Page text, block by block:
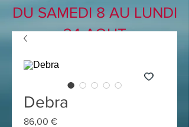
DU SAMEDI 8 AU LUNDI
24 AOUT
Debra
86,00 €Prix